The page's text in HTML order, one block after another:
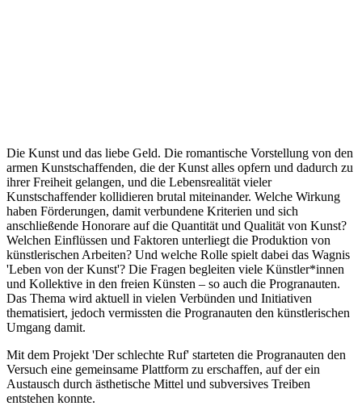
Die Kunst und das liebe Geld. Die romantische Vorstellung von den
armen Kunstschaffenden, die der Kunst alles opfern und dadurch zu
ihrer Freiheit gelangen, und die Lebensrealität vieler
Kunstschaffender kollidieren brutal miteinander. Welche Wirkung
haben Förderungen, damit verbundene Kriterien und sich
anschließende Honorare auf die Quantität und Qualität von Kunst?
Welchen Einflüssen und Faktoren unterliegt die Produktion von
künstlerischen Arbeiten? Und welche Rolle spielt dabei das Wagnis
'Leben von der Kunst'? Die Fragen begleiten viele Künstler*innen
und Kollektive in den freien Künsten – so auch die Progranauten.
Das Thema wird aktuell in vielen Verbünden und Initiativen
thematisiert, jedoch vermissten die Progranauten den künstlerischen
Umgang damit.
Mit dem Projekt 'Der schlechte Ruf' starteten die Progranauten den
Versuch eine gemeinsame Plattform zu erschaffen, auf der ein
Austausch durch ästhetische Mittel und subversives Treiben
entstehen konnte.